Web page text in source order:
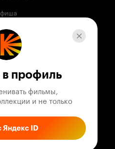
профиль
фильмы,
и не только
Яндекс ID